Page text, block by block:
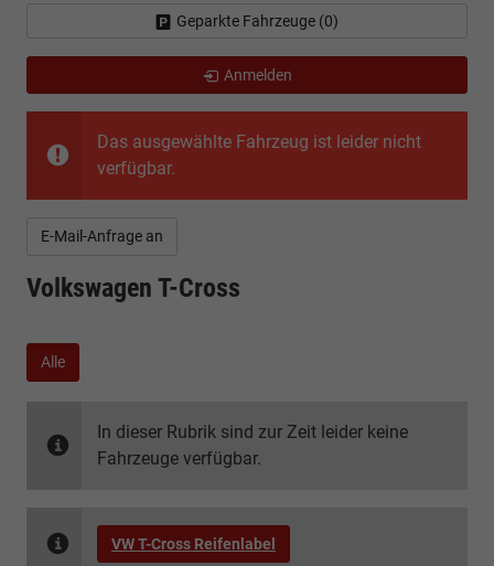
Das ausgewählte Fahrzeug ist leider nicht
verfügbar.
E-Mail-Anfrage an
Volkswagen T-Cross
Alle
In dieser Rubrik sind zur Zeit leider keine
Fahrzeuge verfügbar.
VW T-Cross Reifenlabel
Geparkte Fahrzeuge (0)
Anmelden